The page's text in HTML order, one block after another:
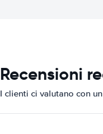
Recensioni
I clienti ci valutano con